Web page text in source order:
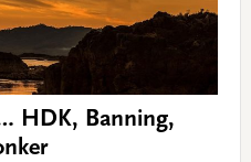
HDK, Banning,